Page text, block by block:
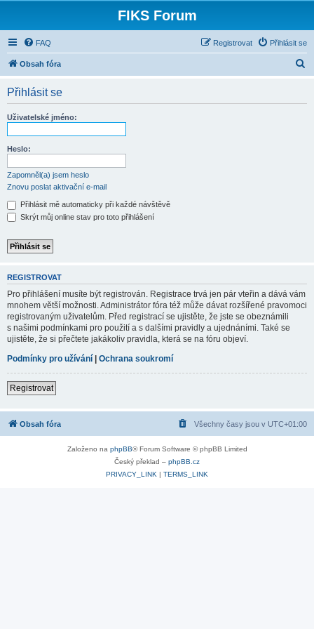
FIKS Forum
FAQ Přihlásit se
Registrovat
Obsah fóra
Přihlásit se
Uživatelské jméno:
Heslo:
Zapomněl(a) jsem heslo
Znovu poslat aktivační e-mail
Přihlásit mě automaticky při každé návštěvě
Skrýt můj online stav pro toto přihlášení
REGISTROVAT
Pro přihlášení musíte být registrován. Registrace trvá jen pár vteřin a dává vám
mnohem větší možnosti. Administrátor fóra též může dávat rozšířené pravomoci
registrovaným uživatelům. Před registrací se ujistěte, že jste se obeznámili
s našimi podmínkami pro použití a s dalšími pravidly a ujednáními. Také se
ujistěte, že si přečtete jakákoliv pravidla, která se na fóru objeví.
Podmínky pro užívání | Ochrana soukromí
Registrovat
Obsah fóra Všechny časy jsou v UTC+01:00
Založeno na phpBB® Forum Software © phpBB Limited
Český překlad – phpBB.cz
PRIVACY_LINK | TERMS_LINK